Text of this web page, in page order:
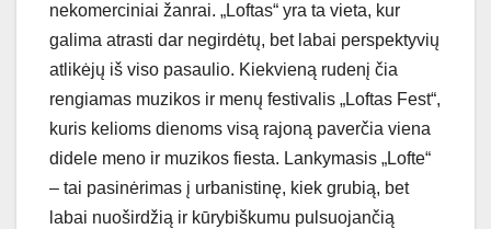
nekomerciniai žanrai. „Loftas“ yra ta vieta, kur
galima atrasti dar negirdėtų, bet labai perspektyvių
atlikėjų iš viso pasaulio. Kiekvieną rudenį čia
rengiamas muzikos ir menų festivalis „Loftas Fest“,
kuris kelioms dienoms visą rajoną paverčia viena
didele meno ir muzikos fiesta. Lankymasis „Lofte“
– tai pasinėrimas į urbanistinę, kiek grubią, bet
labai nuoširdžią ir kūrybiškumu pulsuojančią